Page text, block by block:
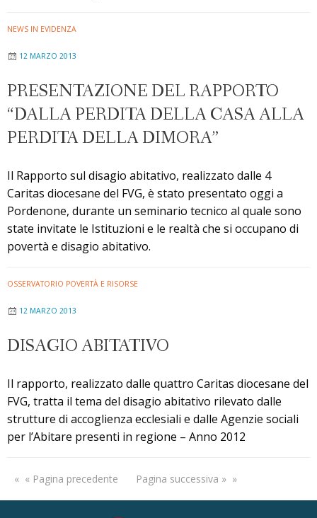
NEWS IN EVIDENZA
12 MARZO 2013
PRESENTAZIONE DEL RAPPORTO
“DALLA PERDITA DELLA CASA ALLA
PERDITA DELLA DIMORA”
Il Rapporto sul disagio abitativo, realizzato dalle 4
Caritas diocesane del FVG, è stato presentato oggi a
Pordenone, durante un seminario tecnico al quale sono
state invitate le Istituzioni e le realtà che si occupano di
povertà e disagio abitativo.
OSSERVATORIO POVERTÀ E RISORSE
12 MARZO 2013
DISAGIO ABITATIVO
Il rapporto, realizzato dalle quattro Caritas diocesane del
FVG, tratta il tema del disagio abitativo rilevato dalle
strutture di accoglienza ecclesiali e dalle Agenzie sociali
per l’Abitare presenti in regione – Anno 2012
« Pagina precedente Pagina successiva »